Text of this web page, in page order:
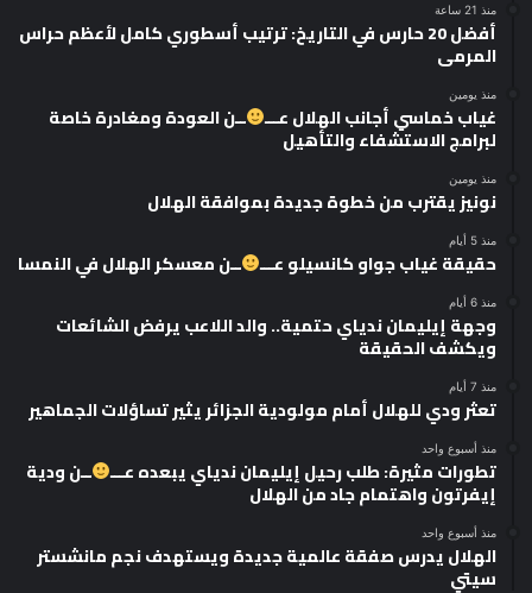
منذ 21 ساعة
أفضل 20 حارس في التاريخ: ترتيب أسطوري كامل لأعظم حراس
المرمى
منذ يومين
غياب خماسي أجانب الهلال عـــ ــن العودة ومغادرة خاصة
لبرامج الاستشفاء والتأهيل
منذ يومين
نونيز يقترب من خطوة جديدة بموافقة الهلال
منذ 5 أيام
حقيقة غياب جواو كانسيلو عـــ ــن معسكر الهلال في النمسا
منذ 6 أيام
وجهة إيليمان ندياي حتمية.. والد اللاعب يرفض الشائعات
ويكشف الحقيقة
منذ 7 أيام
تعثر ودي للهلال أمام مولودية الجزائر يثير تساؤلات الجماهير
منذ أسبوع واحد
تطورات مثيرة: طلب رحيل إيليمان ندياي يبعده عـــ ــن ودية
إيفرتون واهتمام جاد من الهلال
منذ أسبوع واحد
الهلال يدرس صفقة عالمية جديدة ويستهدف نجم مانشستر
سيتي